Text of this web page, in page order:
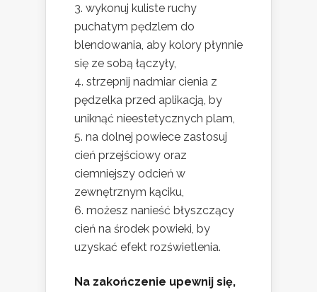
wykonuj kuliste ruchy
puchatym pędzlem do
blendowania, aby kolory płynnie
się ze sobą łączyły,
strzepnij nadmiar cienia z
pędzelka przed aplikacją, by
uniknąć nieestetycznych plam,
na dolnej powiece zastosuj
cień przejściowy oraz
ciemniejszy odcień w
zewnętrznym kąciku,
możesz nanieść błyszczący
cień na środek powieki, by
uzyskać efekt rozświetlenia.
Na zakończenie upewnij się,